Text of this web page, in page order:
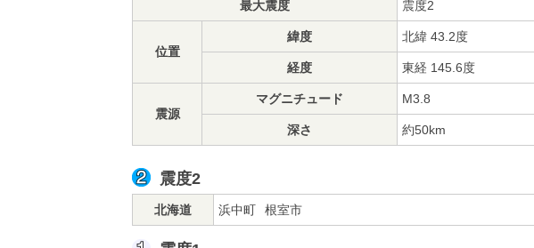
最大震度 震度2
位置
緯度 北緯 43.2度
経度 東経 145.6度
震源
マグニチュード M3.8
深さ 約50km
震度2
北海道 浜中町 根室市